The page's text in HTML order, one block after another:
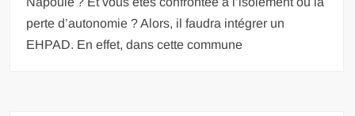
perte d’autonomie ? Alors, il faudra intégrer un
EHPAD. En effet, dans cette commune